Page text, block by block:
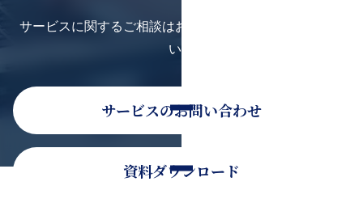
サービスに関するご相談はお気軽にお問い合わせくださ
い。
サービスのお問い合わせ
資料ダウンロード